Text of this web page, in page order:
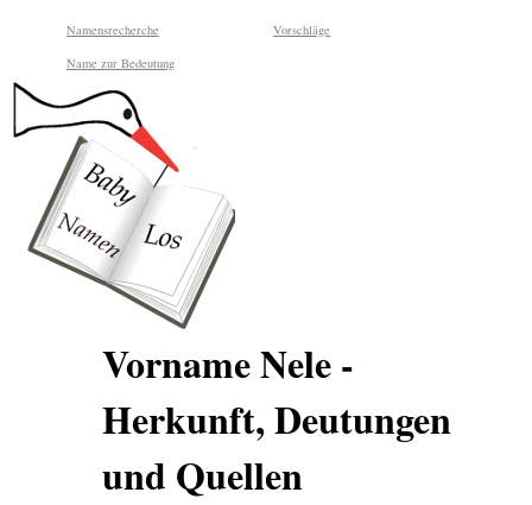
Namensrecherche Vorschläge
Name zur Bedeutung
Vorname Nele -
Herkunft, Deutungen
und Quellen